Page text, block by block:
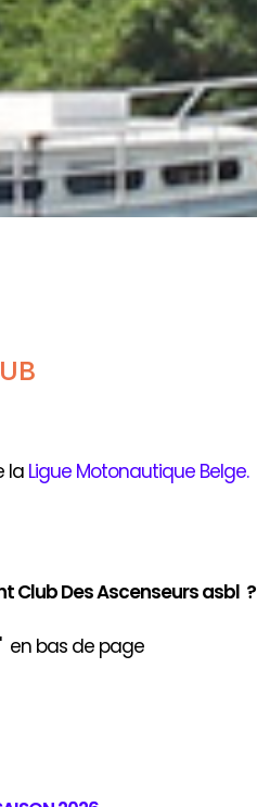
la Ligue Motonautique Belge.
Club Des Ascenseurs asbl ?
en bas de page